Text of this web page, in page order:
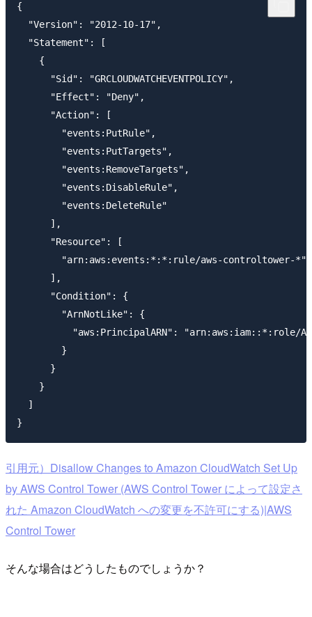
{
  "Version": "2012-10-17",
  "Statement": [
    {
      "Sid": "GRCLOUDWATCHEVENTPOLICY",
      "Effect": "Deny",
      "Action": [
        "events:PutRule",
        "events:PutTargets",
        "events:RemoveTargets",
        "events:DisableRule",
        "events:DeleteRule"
      ],
      "Resource": [
        "arn:aws:events:*:*:rule/aws-controltower-*"
      ],
      "Condition": {
        "ArnNotLike": {
"aws:PrincipalARN": "arn:aws:iam::*:role/
        }
      }
    }
  ]
引用元）Disallow Changes to Amazon CloudWatch Set Up
by AWS Control Tower (AWS Control Tower によって設定さ
れた Amazon CloudWatch への変更を不許可にする)|AWS
Control Tower
そんな場合はどうしたものでしょうか？